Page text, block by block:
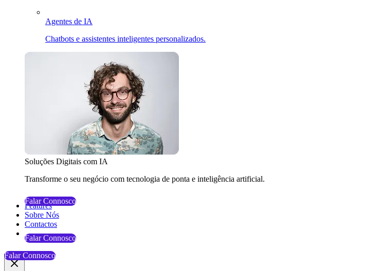
Agentes de IA
Chatbots e assistentes inteligentes personalizados.
Soluções Digitais com IA
Transforme o seu negócio com tecnologia de ponta e inteligência artificial.
Falar Connosco
Features
Sobre Nós
Contactos
Falar Connosco
Falar Connosco